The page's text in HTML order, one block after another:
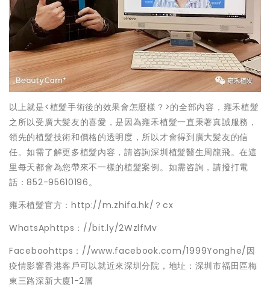
以上就是<植髮手術後的效果會怎麼樣？>的全部內容，雍禾植髮
之所以受廣大髪友的喜愛，是因為雍禾植髮一直秉著真誠服務，
領先的植髮技術和價格的透明度，所以才會得到廣大髪友的信
任。如需了解更多植髮內容，請咨詢深圳植髮醫生周龍飛。在這
里每天都會為您帶來不一樣的植髮案例。如需咨詢，請撥打電
話：852-95610196。
雍禾植髮官方：http://m.zhifa.hk/？cx
WhatsAphttps：//bit.ly/2WzlfMv
Faceboohttps：//www.facebook.com/1999Yonghe/因
疫情影響香港客戶可以就近來深圳分院，地址：深圳市福田區梅
東三路深新大廈1-2層